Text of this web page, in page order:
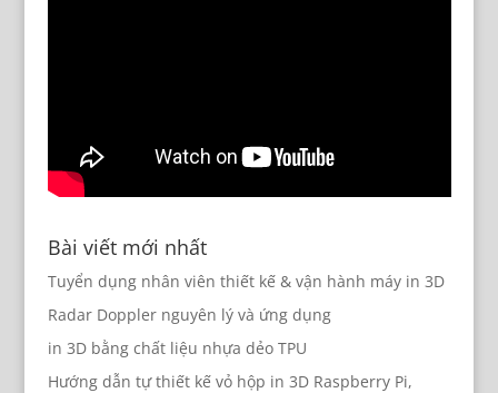
Bài viết mới nhất
Tuyển dụng nhân viên thiết kế & vận hành máy in 3D
Radar Doppler nguyên lý và ứng dụng
in 3D bằng chất liệu nhựa dẻo TPU
Hướng dẫn tự thiết kế vỏ hộp in 3D Raspberry Pi,